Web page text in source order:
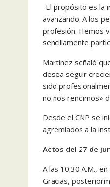
-El propósito es la
avanzando. A los
profesión. Hemos
sencillamente
Martínez señaló
desea seguir
sido
no nos rendimos»
Desde el CNP se
agremiados a la
Actos del 27 de
A las 10:30 A.M.,
Gracias,